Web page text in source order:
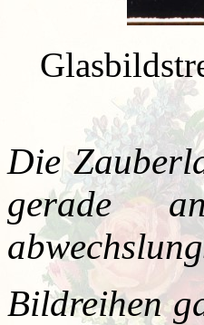
Die
gerade
Bildreihen